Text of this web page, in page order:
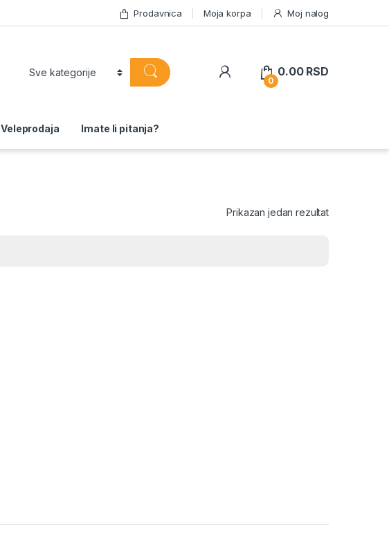
Prodavnica Moja korpa Moj nalog
0
0.00 RSD
Veleprodaja Imate li pitanja?
Prikazan jedan rezultat